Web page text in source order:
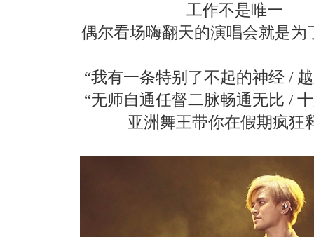
工作不是唯一
偶尔看场嗨翻天的演唱会就是为
“我有一条特别了不起的神经 /
“无师自通任督二脉畅通无比 /
亚洲舞王带你在假期疯狂